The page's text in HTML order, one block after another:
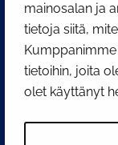
mainosalan ja
tietoja siitä,
tietoihin, joita
olet käyttänyt